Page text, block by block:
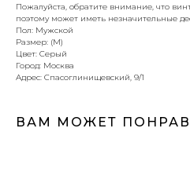
Пожалуйста, обратите внимание, что
поэтому может иметь незначительные
Пол: Мужской
Размер: (M)
Цвет: Серый
Город: Москва
Адрес: Спасоглинищевский, 9/1
ВАМ МОЖЕТ